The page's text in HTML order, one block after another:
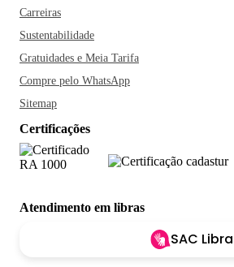
Carreiras
Sustentabilidade
Gratuidades e Meia Tarifa
Compre pelo WhatsApp
Sitemap
Certificações
Atendimento em libras
SAC